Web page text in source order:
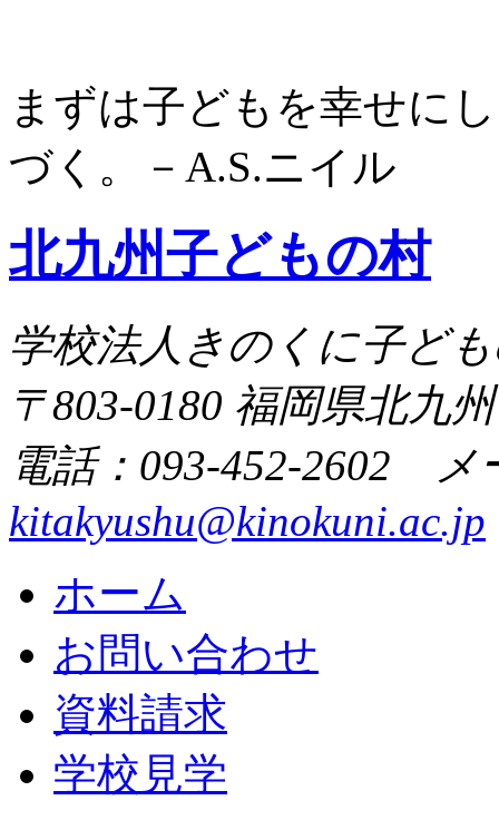
まずは子どもを幸せに
づく。－A.S.ニイル
北九州子どもの村
学校法人きのくに子ど
〒803-0180 福岡県北九
電話：093-452-2602 メ
kitakyushu@kinokuni.ac.jp
ホーム
お問い合わせ
資料請求
学校見学